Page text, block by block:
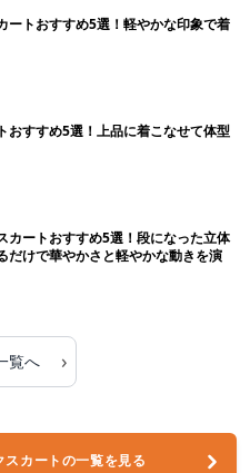
ートおすすめ5選！軽やかな印象で着
おすすめ5選！上品に着こなせて体型
カートおすすめ5選！段になった立体
だけで華やかさと軽やかな動きを演
覧へ ›
カートの一覧を見る